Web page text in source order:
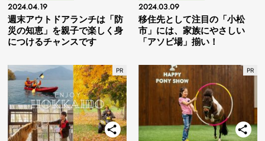
2024.04.19
週末アウトドアランチは「防
災の知恵」を親子で楽しく身
につけるチャンスです
2024.03.09
移住先として注目の「小松
市」には、家族にやさしい
「アソビ場」揃い！